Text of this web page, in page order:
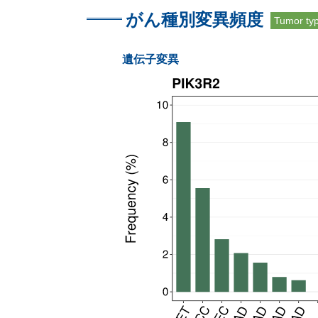
がん種別変異頻度 Tumor
遺伝子変異